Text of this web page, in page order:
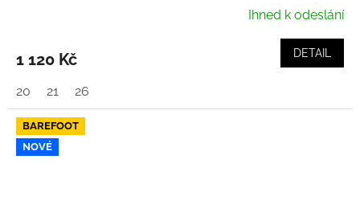
Ihned k odeslání
1 120 Kč DETAIL
20 21 26
BAREFOOT
NOVÉ